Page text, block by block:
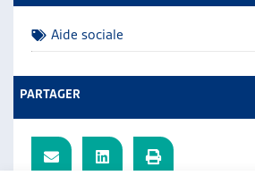
L’ASSOCIATION
JOURNÉES D’AUTOMNE
Aide sociale
PARTAGER